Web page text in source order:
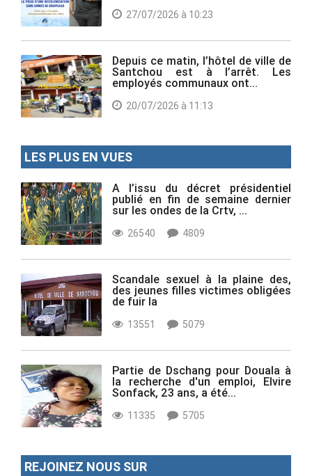
27/07/2026 à 10:23
Depuis ce matin, l’hôtel de ville de
Santchou est à l’arrêt. Les
employés communaux ont...
20/07/2026 à 11:13
LES PLUS EN VUES
A l’issu du décret présidentiel
publié en fin de semaine dernier
sur les ondes de la Crtv, ...
26540 4809
Scandale sexuel à la plaine des,
des jeunes filles victimes obligées
de fuir la
13551 5079
Partie de Dschang pour Douala à
la recherche d'un emploi, Elvire
Sonfack, 23 ans, a été...
11335 5705
REJOINEZ NOUS SUR